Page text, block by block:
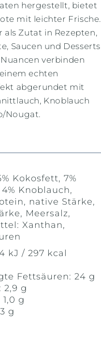
hergestellt, bietet
mit leichter Frische.
als Zutat in Rezepten,
Saucen und Desserts
verbinden
echten
abgerundet mit
Knoblauch
Nougat.
Kokosfett, 7%
Knoblauch,
native Stärke,
Meersalz,
Xanthan,
kJ / 297 kcal
Fettsäuren: 24 g
2,9 g
g
g